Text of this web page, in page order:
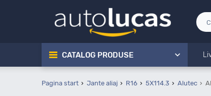
CATALOG PRODUSE
Pagina start Jante aliaj R16 5X114.3 Alutec